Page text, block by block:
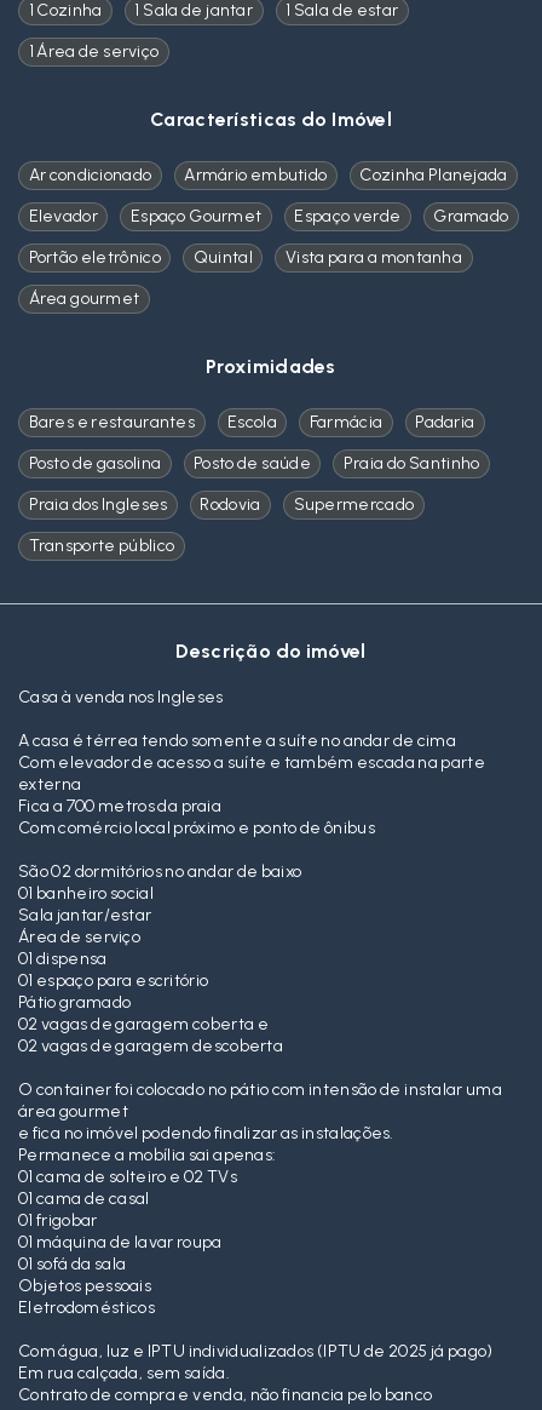
1 Cozinha
1 Sala de jantar
1 Sala de estar
1 Área de serviço
Características do Imóvel
Ar condicionado Armário embutido
Cozinha Planejada
Elevador
Espaço Gourmet Espaço verde
Gramado
Portão eletrônico
Quintal
Vista para a montanha
Área gourmet
Proximidades
Bares e restaurantes Escola Farmácia
Padaria
Posto de gasolina
Posto de saúde
Praia do Santinho
Praia dos Ingleses
Rodovia
Supermercado
Transporte público
Descrição do imóvel
Casa à venda nos Ingleses
A casa é térrea tendo somente a suíte no andar de cima
Com elevador de acesso a suíte e também escada na parte
externa
Fica a 700 metros da praia
Com comércio local próximo e ponto de ônibus
São 02 dormitórios no andar de baixo
01 banheiro social
Sala jantar/estar
Área de serviço
01 dispensa
01 espaço para escritório
Pátio gramado
02 vagas de garagem coberta e
02 vagas de garagem descoberta
O container foi colocado no pátio com intensão de instalar uma
área gourmet
e fica no imóvel podendo finalizar as instalações.
Permanece a mobília sai apenas:
01 cama de solteiro e 02 TVs
01 cama de casal
01 frigobar
01 máquina de lavar roupa
01 sofá da sala
Objetos pessoais
Eletrodomésticos
Com água, luz e IPTU individualizados (IPTU de 2025 já pago)
Em rua calçada, sem saída.
Contrato de compra e venda, não financia pelo banco